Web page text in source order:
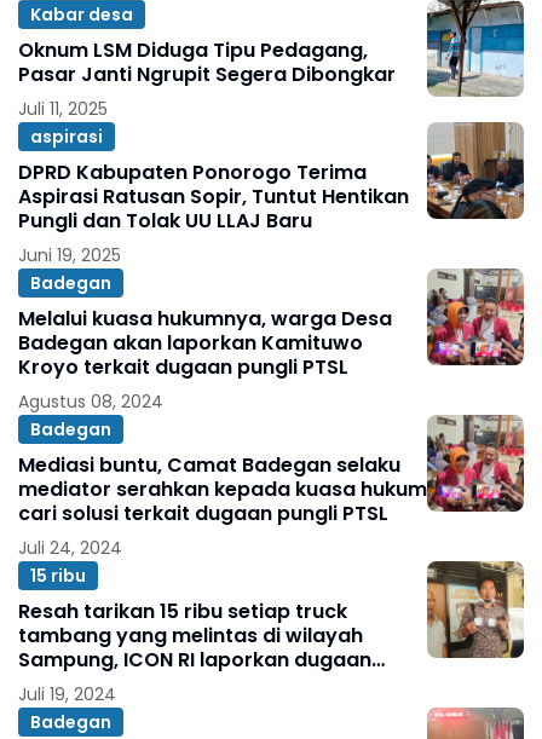
Kabar desa
Oknum LSM Diduga Tipu Pedagang,
Pasar Janti Ngrupit Segera Dibongkar
Juli 11, 2025
aspirasi
DPRD Kabupaten Ponorogo Terima
Aspirasi Ratusan Sopir, Tuntut Hentikan
Pungli dan Tolak UU LLAJ Baru
Juni 19, 2025
Badegan
Melalui kuasa hukumnya, warga Desa
Badegan akan laporkan Kamituwo
Kroyo terkait dugaan pungli PTSL
Agustus 08, 2024
Badegan
Mediasi buntu, Camat Badegan selaku
mediator serahkan kepada kuasa hukum
cari solusi terkait dugaan pungli PTSL
Juli 24, 2024
15 ribu
Resah tarikan 15 ribu setiap truck
tambang yang melintas di wilayah
Sampung, ICON RI laporkan dugaan
Pungli ke Polres Ponorogo
Juli 19, 2024
Badegan